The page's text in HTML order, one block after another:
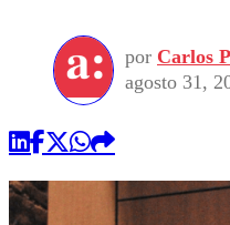
por Carlos
agosto 31,